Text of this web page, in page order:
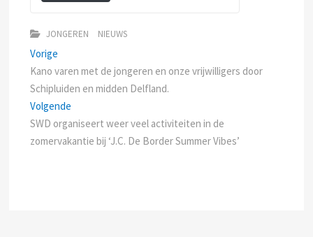
z
n
e
n
v
o
JONGEREN NIEUWS
Bericht
navigatie
Vorige
post:
Kano varen met de jongeren en onze vrijwilligers door
Schipluiden en midden Delfland.
Volgende
post:
SWD organiseert weer veel activiteiten in de
zomervakantie bij ‘J.C. De Border Summer Vibes’